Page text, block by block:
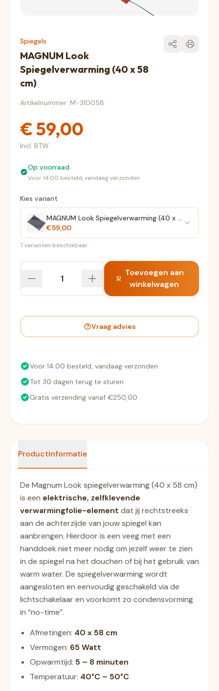
Spiegels
MAGNUM Look
Spiegelverwarming (40 x 58
cm)
Artikelnummer: M-310058
€ 59,00
Incl. BTW
Op voorraad
Voor 14:00 besteld, vandaag verzonden
Kies variant
MAGNUM Look Spiegelverwarming (40 x 58 cm)
€59,00
7 varianten beschikbaar
Toevoegen aan
winkelwagen
Vraag advies
Voor 14:00 besteld, vandaag verzonden
Tot 30 dagen terug te sturen
Gratis verzending vanaf €250,00
Productinformatie
De Magnum Look spiegelverwarming (40 x 58 cm)
is een elektrische, zelfklevende
verwarmingfolie-element dat jij rechtstreeks
aan de achterzijde van jouw spiegel kan
aanbrengen. Hierdoor is een veeg met een
handdoek niet meer nodig om jezelf weer te zien
in de spiegel na het douchen of bij het gebruik van
warm water. De spiegelverwarming wordt
aangesloten en eenvoudig geschakeld via de
lichtschakelaar en voorkomt zo condensvorming
in “no-time”.
Afmetingen: 40 x 58 cm
Vermogen: 65 Watt
Opwarmtijd: 5 – 8 minuten
Temperatuur: 40°C – 50°C